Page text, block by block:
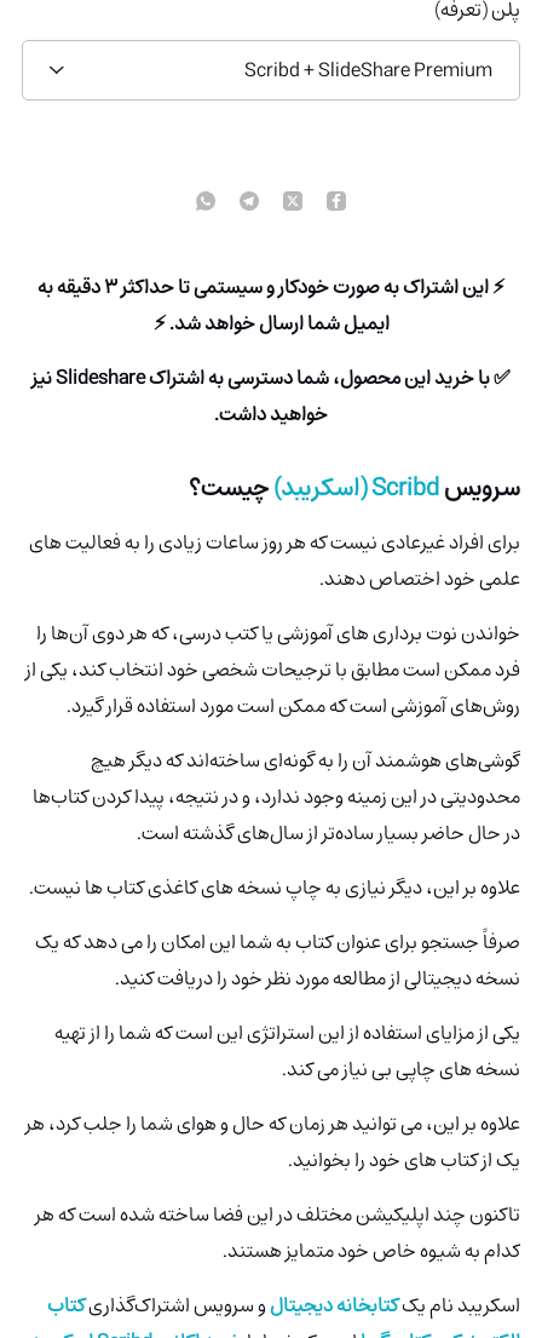
پلن (تعرفه)
Scribd + SlideShare Premium
⚡ این اشتراک به صورت خودکار و سیستمی تا حداکثر 3 دقیقه به
ایمیل شما ارسال خواهد شد. ⚡
✅ با خرید این محصول، شما دسترسی به اشتراک Slideshare نیز
خواهید داشت.
سرویسScribd (اسکریبد) چیست؟
برای افراد غیرعادی نیست که هر روز ساعات زیادی را به فعالیت های
علمی خود اختصاص دهند.
خواندن نوت برداری های آموزشی یا کتب‌ درسی، که هر دوی آن‌ها را
فرد ممکن است مطابق با ترجیحات شخصی خود انتخاب کند، یکی از
روش‌های آموزشی است که ممکن است مورد استفاده قرار گیرد.
گوشی‌های هوشمند آن را به گونه‌ای ساخته‌اند که دیگر هیچ
محدودیتی در این زمینه وجود ندارد، و در نتیجه، پیدا کردن کتاب‌ها
در حال حاضر بسیار ساده‌تر از سال‌های گذشته است.
علاوه بر این، دیگر نیازی به چاپ نسخه های کاغذی کتاب ها نیست.
صرفاً جستجو برای عنوان کتاب به شما این امکان را می دهد که یک
نسخه دیجیتالی از مطالعه مورد نظر خود را دریافت کنید.
یکی از مزایای استفاده از این استراتژی این است که شما را از تهیه
نسخه های چاپی بی نیاز می کند.
علاوه بر این، می توانید هر زمان که حال و هوای شما را جلب کرد، هر
یک از کتاب های خود را بخوانید.
تاکنون چند اپلیکیشن مختلف در این فضا ساخته شده است که هر
کدام به شیوه خاص خود متمایز هستند.
اسکریبد نام یککتابخانه دیجیتالو سرویس اشتراک‌گذاریکتاب